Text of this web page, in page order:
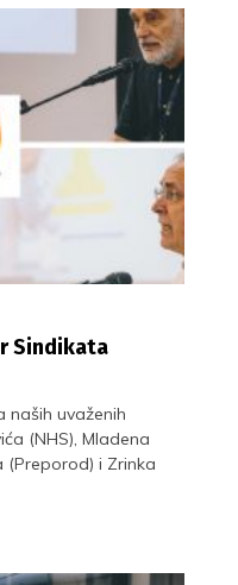
Sindikata
uvaženih
(NHS), Mladena
(Preporod) i Zrinka